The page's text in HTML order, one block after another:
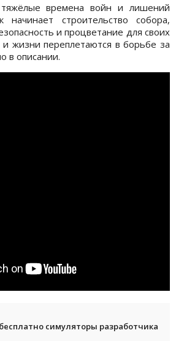
времена войн и лишений
начинает строительство собора,
и процветание для своих
жизни переплетаются в борьбе за
в описании.
симуляторы разработчика